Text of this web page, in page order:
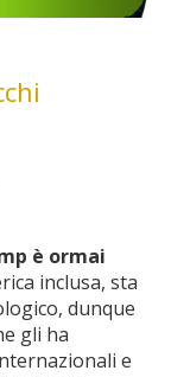
è ormai
inclusa, sta
dunque
gli ha
e